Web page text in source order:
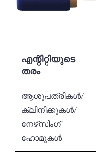
എന്റിറ്റിയുടെ
തരം
ആശുപത്രികൾ/
ക്ലിനിക്കുകൾ/
നേഴ്‌സിംഗ്
ഹോമുകൾ